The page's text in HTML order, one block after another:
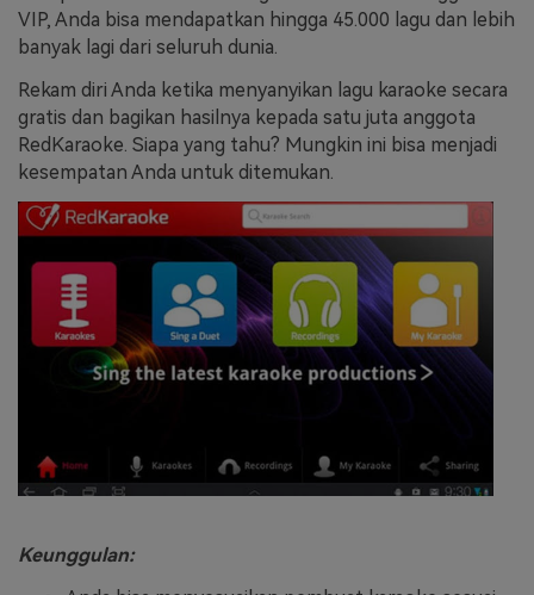
VIP, Anda bisa mendapatkan hingga 45.000 lagu dan lebih
banyak lagi dari seluruh dunia.
Rekam diri Anda ketika menyanyikan lagu karaoke secara
gratis dan bagikan hasilnya kepada satu juta anggota
RedKaraoke. Siapa yang tahu? Mungkin ini bisa menjadi
kesempatan Anda untuk ditemukan.
Keunggulan: